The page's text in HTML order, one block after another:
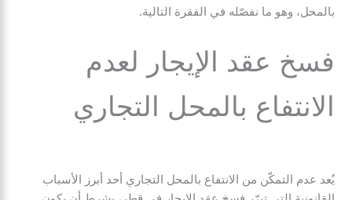
بالمحل، وهو ما نفصّله في الفقرة التالية.
فسخ عقد الإيجار لعدم
الانتفاع بالمحل التجاري
يُعد عدم التمكّن من الانتفاع بالمحل التجاري أحد أبرز الأسباب